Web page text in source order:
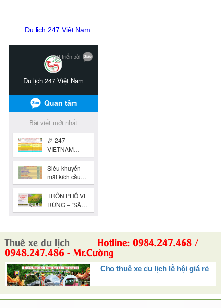
Du lịch 247 Việt Nam
Thuê xe du lịch Hotline: 0984.247.468 /
0948.247.486 - Mr.Cường
Cho thuê xe du lịch lễ hội giá rẻ